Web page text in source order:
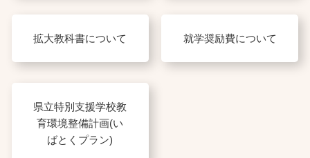
拡大教科書について 就学奨励費について
県立特別支援学校教
育環境整備計画(い
ばとくプラン)